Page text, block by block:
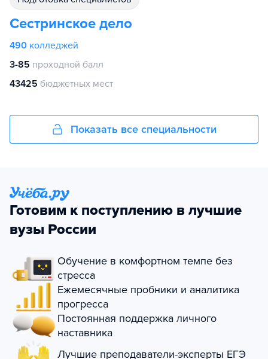
Сестринское дело
490 колледжей
3-85 проходной балл
43425 бюджетных мест
Показать все специальности
Готовим к поступлению в лучшие
вузы России
Обучение в комфортном темпе без
стресса
Ежемесячные пробники и аналитика
прогресса
Постоянная поддержка личного
наставника
Лучшие преподаватели-эксперты ЕГЭ